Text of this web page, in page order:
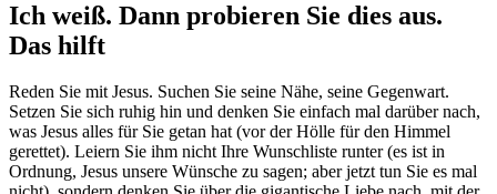
Ich weiß. Dann probieren Sie dies aus.
Das hilft
Reden Sie mit Jesus. Suchen Sie seine Nähe, seine Gegenwart.
Setzen Sie sich ruhig hin und denken Sie einfach mal darüber nach,
was Jesus alles für Sie getan hat (vor der Hölle für den Himmel
gerettet). Leiern Sie ihm nicht Ihre Wunschliste runter (es ist in
Ordnung, Jesus unsere Wünsche zu sagen; aber jetzt tun Sie es mal